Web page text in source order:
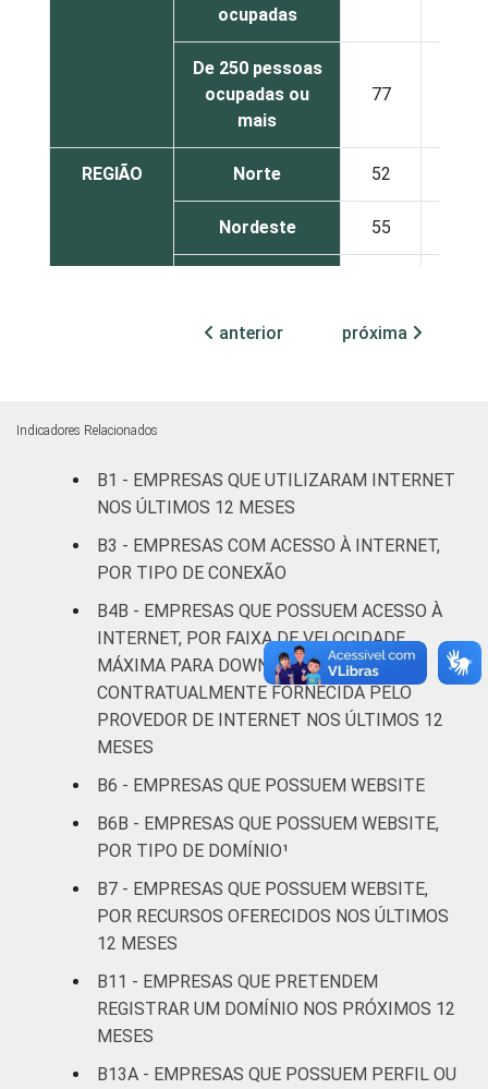
ocupadas
De 250 pessoas
ocupadas ou
mais
77
REGIÃO Norte 52
Nordeste 55
Sul 50
MERCADOS
ATUAÇÃO
Construção
Comércio,
reparação de
veículos
automotores e
motocicletas
51
Transporte,
correio
Alojamento e
alimentação
Informação e
Atividades
profissionais,
anterior próxima
Indicadores Relacionados
B1 - EMPRESAS QUE UTILIZARAM INTERNET
NOS ÚLTIMOS 12 MESES
B3 - EMPRESAS COM ACESSO À INTERNET,
POR TIPO DE CONEXÃO
B4B - EMPRESAS QUE POSSUEM ACESSO À
INTERNET, POR FAIXA DE VELOCIDADE
MÁXIMA PARA DOWNLOAD
CONTRATUALMENTE FORNECIDA PELO
PROVEDOR DE INTERNET NOS ÚLTIMOS 12
MESES
B6 - EMPRESAS QUE POSSUEM WEBSITE
B6B - EMPRESAS QUE POSSUEM WEBSITE,
POR TIPO DE DOMÍNIO¹
B7 - EMPRESAS QUE POSSUEM WEBSITE,
POR RECURSOS OFERECIDOS NOS ÚLTIMOS
12 MESES
B11 - EMPRESAS QUE PRETENDEM
REGISTRAR UM DOMÍNIO NOS PRÓXIMOS 12
MESES
B13A - EMPRESAS QUE POSSUEM PERFIL OU